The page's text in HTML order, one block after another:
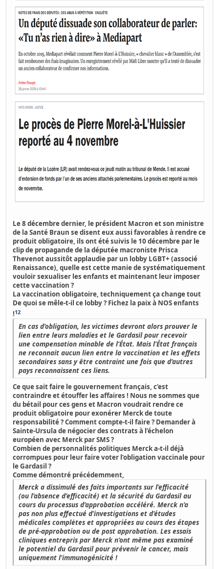
Le 8 décembre dernier, le président Macron et son ministre
de la Santé Braun se disent eux aussi favorables à rendre ce
produit obligatoire, ils ont été suivis le 10 décembre par le
clip de propagande de la députée macroniste Prisca
Thevenot aussitôt applaudie par un lobby LGBT+ (associé
Renaissance), quelle est cette manie de systématiquement
vouloir sexualiser les enfants et maintenant leur imposer
cette vaccination ?
La vaccination obligatoire, techniquement ça change tout
De quoi se mêle-t-il ce lobby ? Fichez la paix à NOS enfants
!12
En cas d’obligation, les victimes devront alors prouver le
lien entre leurs maladies et le Gardasil pour recevoir
une compensation minable de l’État. Mais l’État français
ne reconnait aucun lien entre la vaccination et les effets
secondaires sans y être contraint une fois que d’autres
pays reconnaissent ces liens.
Ce que sait faire le gouvernement français, c’est
contraindre et étouffer les affaires ! Nous ne sommes que
du bétail pour ces gens et Macron voudrait rendre ce
produit obligatoire pour exonérer Merck de toute
responsabilité ? Comment compte-t-il faire ? Demander à
Sainte-Ursula de négocier des contrats à l’échelon
européen avec Merck par SMS ?
Combien de personnalités politiques Merck a-t-il déjà
corrompues pour leur faire voter l’obligation vaccinale pour
le Gardasil ?
Comme démontré précédemment,
Merck a dissimulé des faits importants sur l’efficacité
(ou l’absence d’efficacité) et la sécurité du Gardasil au
cours du processus d’approbation accéléré. Merck n’a
pas non plus effectué d’investigations et d’études
médicales complètes et appropriées au cours des étapes
de pré-approbation ou de post approbation. Les essais
cliniques entrepris par Merck n’ont même pas examiné
le potentiel du Gardasil pour prévenir le cancer, mais
uniquement l’immunogénicité !